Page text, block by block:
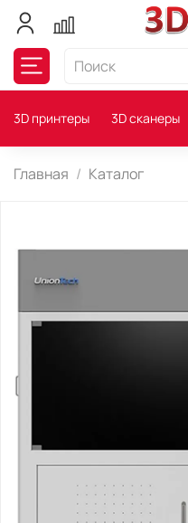
3D принтеры 3D сканеры
Главная Каталог